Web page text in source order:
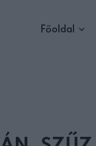
Főoldal